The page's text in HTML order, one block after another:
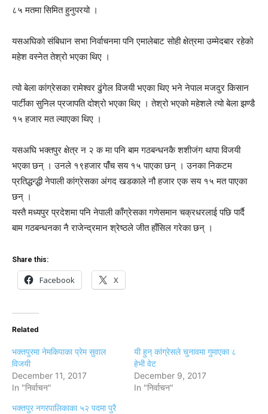
८५ मतमा सिमित हुनुपरयो ।
यसअघिको संबिधान सभा निर्वाचनमा पनि एमालेबाट सोही क्षेत्रमा उम्मेदबार रहेको
महेश वस्नेत तेश्रो भएका थिए ।
त्यो बेला कांग्रेसका रामेश्वर ढुंगेल विजयी भएका थिए भने नेपाल मजदुर किसान
पार्टीका सुनिल प्रजापति दोश्रो भएका थिए । तेश्रो भएको महेशले त्यो बेला झण्डै
१५ हजार मत ल्याएका थिए ।
यसअघि भक्तपुर क्षेत्र न २ क मा पनि बाम गठबन्धनकै शशीजंग थापा विजयी
भएका छन् । उनले १९हजार पाँंच सय १५ पाएका छन् । उनका निकटम
प्रतिद्धन्द्धी नेपाली कांग्रेसका अंगद खडकाले नौ हजार एक सय १५ मत पाएका
छन् ।
यस्तै मध्यपुर प्रदेशमा पनि नेपाली काँग्रेसका गणेसमान चक्रधरलाई पछि पार्दै
बाम गठबन्धनका नै राजेन्द्रमान श्रेष्ठले जीत हाँसिल गरेका छन् ।
Share this:
Facebook X
Related
भक्तपुरमा नेमकिपाका प्रेम सुवाल
विजयी
December 11, 2017
In "निर्वाचन"
यी हुन् कांग्रेसले चुनावमा गुमाएका ८
हेभी वेट
December 9, 2017
In "निर्वाचन"
भक्तपुर नगरपालिकाका ५२ पदमा पुरै